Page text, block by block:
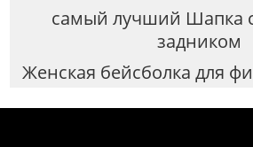
самый лучший Шапка
задником
Женская бейсболка для